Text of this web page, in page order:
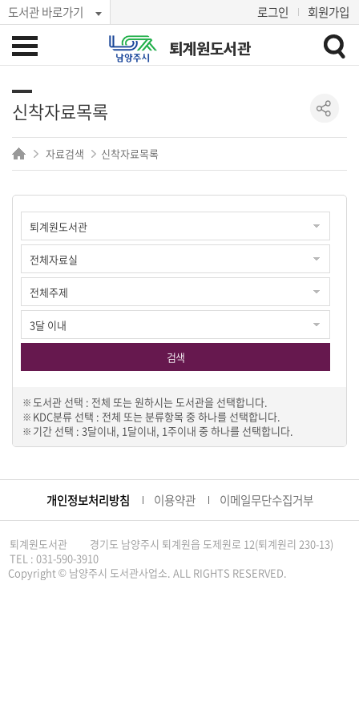
도서관 바로가기 로그인 회원가입
퇴계원도서관
신착자료목록
자료검색 신착자료목록
검색
도서관 선택 : 전체 또는 원하시는 도서관을 선택합니다.
KDC분류 선택 : 전체 또는 분류항목 중 하나를 선택합니다.
기간 선택 : 3달이내, 1달이내, 1주이내 중 하나를 선택합니다.
개인정보처리방침 이용약관 이메일무단수집거부
퇴계원도서관
경기도 남양주시 퇴계원읍 도제원로 12(퇴계원리 230-13)
TEL : 031-590-3910
Copyright © 남양주시 도서관사업소. ALL RIGHTS RESERVED.